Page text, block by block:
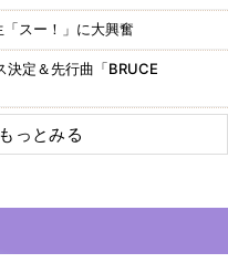
スー！」に大興奮
定＆先行曲「BRUCE
っとみる